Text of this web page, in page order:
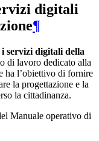
digitali
¶
servizi digitali della
di lavoro dedicato alla
ha l’obiettivo di fornire
la progettazione e la
la cittadinanza.
Manuale operativo di